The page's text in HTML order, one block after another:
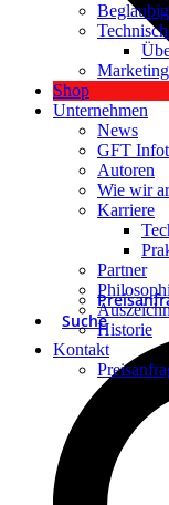
Suche
Shop
Unternehmen
News
GFT
Autoren
Wie wir
Karriere
Partner
Historie
Kontakt